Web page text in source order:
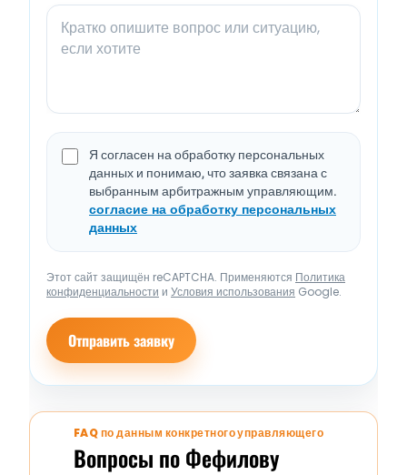
Я согласен на обработку персональных
данных и понимаю, что заявка связана с
выбранным арбитражным управляющим.
согласие на обработку персональных
данных
Этот сайт защищён reCAPTCHA. Применяются Политика
конфиденциальности и Условия использования Google.
Отправить заявку
FAQ по данным конкретного управляющего
Вопросы по Фефилову